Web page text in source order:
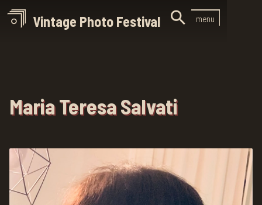
Vintage Photo Festival  menu
Maria Teresa Salvati